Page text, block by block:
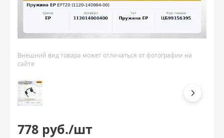
Внешний вид товара может отличаться от фотографии на
сайте
778 руб./шт